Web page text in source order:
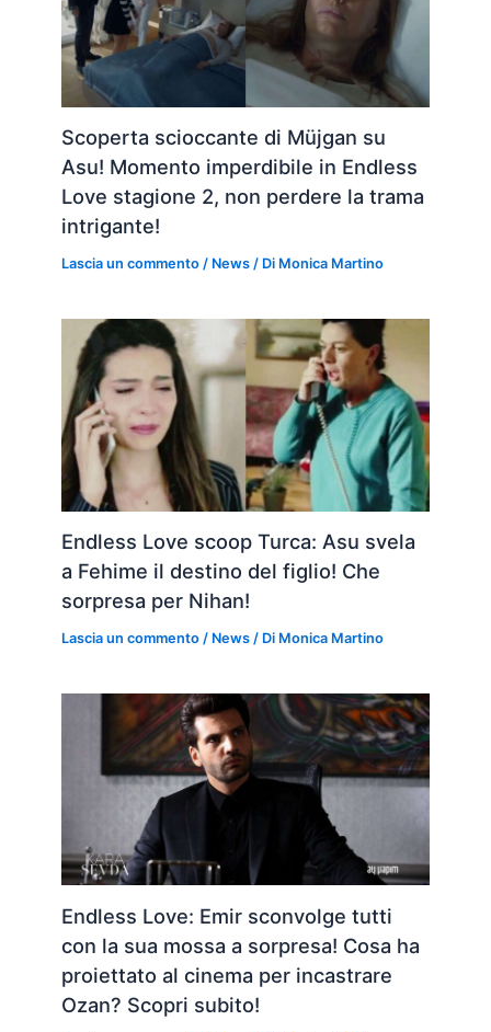
Scoperta scioccante di Müjgan su
Asu! Momento imperdibile in Endless
Love stagione 2, non perdere la trama
intrigante!
Lascia un commento / News / Di Monica Martino
Endless Love scoop Turca: Asu svela
a Fehime il destino del figlio! Che
sorpresa per Nihan!
Lascia un commento / News / Di Monica Martino
Endless Love: Emir sconvolge tutti
con la sua mossa a sorpresa! Cosa ha
proiettato al cinema per incastrare
Ozan? Scopri subito!